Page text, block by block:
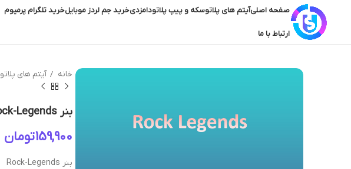
صفحه اصلیآیتم های پلاتوسکه و پیپ پلاتودامزدیخرید جم لردز موبایلخرید تلگرام پرمیوم
ارتباط با ما
خانه آیتم های پلاتو
بنر Rock-Legends
تومان
بنر Rock-Legends